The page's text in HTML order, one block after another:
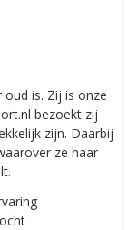
is. Zij is onze
bezoekt zij
zijn. Daarbij
ze haar